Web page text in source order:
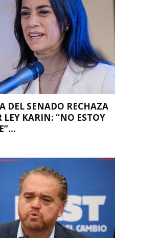
DEL SENADO RECHAZA
LEY KARIN: “NO ESTOY